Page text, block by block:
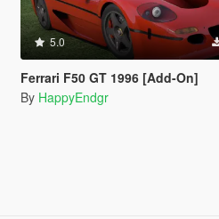
5.0
Ferrari F50 GT 1996 [Add-On]
By HappyEndgr